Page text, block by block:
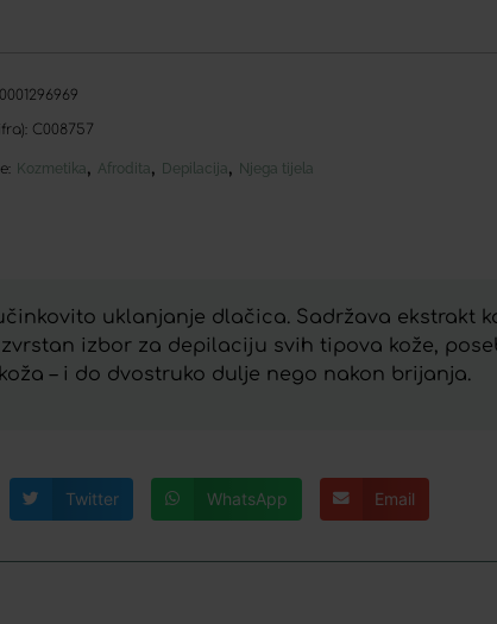
C008757
Kozmetika, Afrodita, Depilacija, Njega tijela
uklanjanje dlačica. Sadržava ekstrakt
izbor za depilaciju svih tipova kože,
– i do dvostruko dulje nego nakon brijanja.
Twitter WhatsApp Email